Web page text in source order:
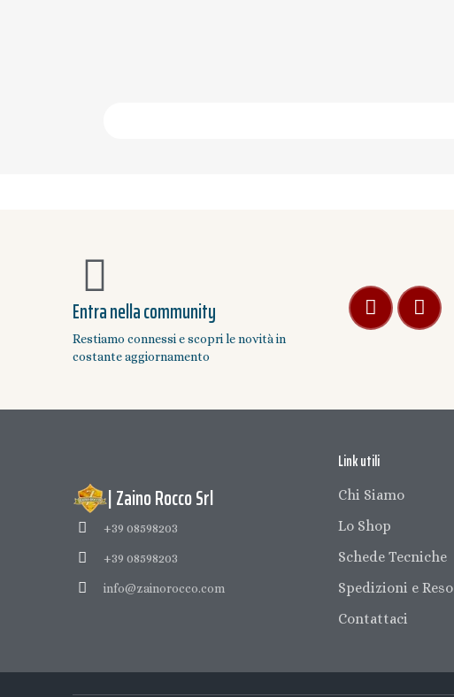
Entra nella community
Restiamo connessi e scopri le novità in
costante aggiornamento
| Zaino Rocco Srl
+39 08598203
+39 08598203
info@zainorocco.com
Link utili
Chi Siamo
Lo Shop
Schede Tecniche
Spedizioni e Reso
Contattaci